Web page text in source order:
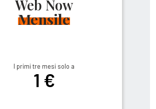
Web Now
Mensile
I primi tre mesi solo a
1 €